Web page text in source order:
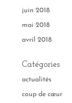
juin 2018
mai 2018
avril 2018
Catégories
actualités
coup de cœur